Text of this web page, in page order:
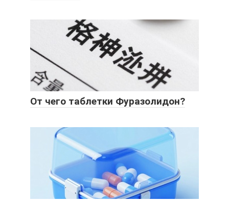
От чего таблетки Фуразолидон?